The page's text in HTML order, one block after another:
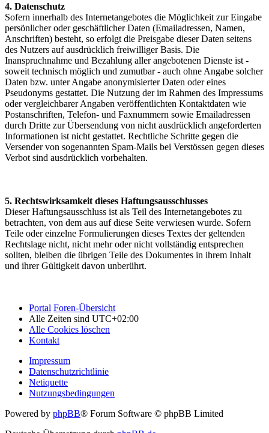
4. Datenschutz
Sofern innerhalb des Internetangebotes die Möglichkeit zur Eingabe
persönlicher oder geschäftlicher Daten (Emailadressen, Namen,
Anschriften) besteht, so erfolgt die Preisgabe dieser Daten seitens
des Nutzers auf ausdrücklich freiwilliger Basis. Die
Inanspruchnahme und Bezahlung aller angebotenen Dienste ist -
soweit technisch möglich und zumutbar - auch ohne Angabe solcher
Daten bzw. unter Angabe anonymisierter Daten oder eines
Pseudonyms gestattet. Die Nutzung der im Rahmen des Impressums
oder vergleichbarer Angaben veröffentlichten Kontaktdaten wie
Postanschriften, Telefon- und Faxnummern sowie Emailadressen
durch Dritte zur Übersendung von nicht ausdrücklich angeforderten
Informationen ist nicht gestattet. Rechtliche Schritte gegen die
Versender von sogenannten Spam-Mails bei Verstössen gegen dieses
Verbot sind ausdrücklich vorbehalten.
5. Rechtswirksamkeit dieses Haftungsausschlusses
Dieser Haftungsausschluss ist als Teil des Internetangebotes zu
betrachten, von dem aus auf diese Seite verwiesen wurde. Sofern
Teile oder einzelne Formulierungen dieses Textes der geltenden
Rechtslage nicht, nicht mehr oder nicht vollständig entsprechen
sollten, bleiben die übrigen Teile des Dokumentes in ihrem Inhalt
und ihrer Gültigkeit davon unberührt.
Portal Foren-Übersicht
Alle Zeiten sind UTC+02:00
Alle Cookies löschen
Kontakt
Impressum
Datenschutzrichtlinie
Netiquette
Nutzungsbedingungen
Powered by phpBB® Forum Software © phpBB Limited